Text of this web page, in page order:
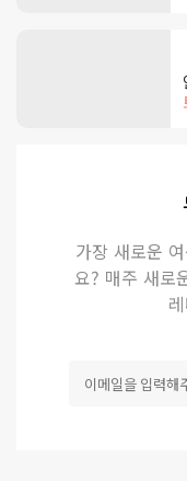
가장 새로운
요? 매주 새로